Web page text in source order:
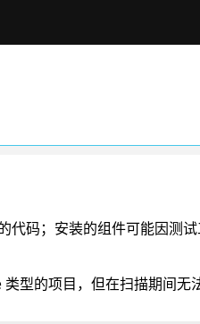
代码；安装的组件可能因测
型的项目，但在扫描期间无